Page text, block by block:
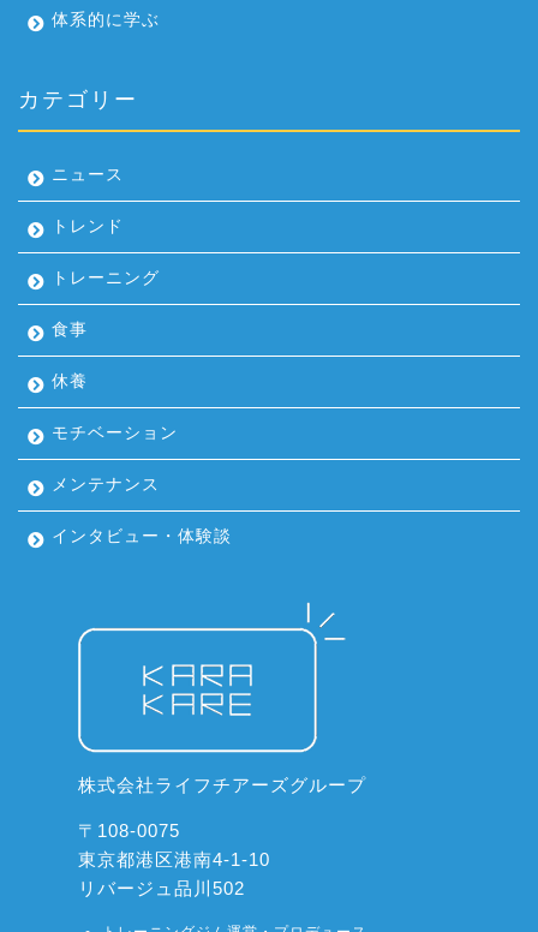
体系的に学ぶ
カテゴリー
ニュース
トレンド
トレーニング
食事
休養
モチベーション
メンテナンス
インタビュー・体験談
株式会社ライフチアーズグループ
〒108-0075
東京都港区港南4-1-10
リバージュ品川502